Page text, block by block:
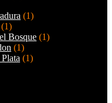
(1)
(1)
Bosque (1)
(1)
(1)